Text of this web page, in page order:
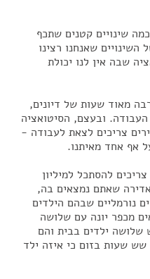
שינויים קטנים שתכף
שאנחנו רצינו
שבה אין לנו יכולת
מאוד שעות של דיונים,
ובעצם, הסיטואציה
צריכים לצאת לעבודה -
אף אחד מאיתנו.
להסתכל למיליון
שאתם נמצאים בה,
נורמליים שבהם הילדים
מכפר יונה עם שלושה
שלושה ילדים בבית והם
שש שעות בזום כי איזה ילד